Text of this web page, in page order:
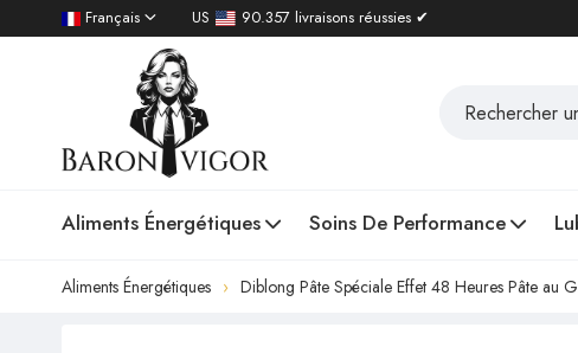
Français US 90.357 livraisons réussies ✔
Aliments Énergétiques Soins De Performance
Aliments Énergétiques Diblong Pâte Spéciale Effet 48 Heures Pâte au